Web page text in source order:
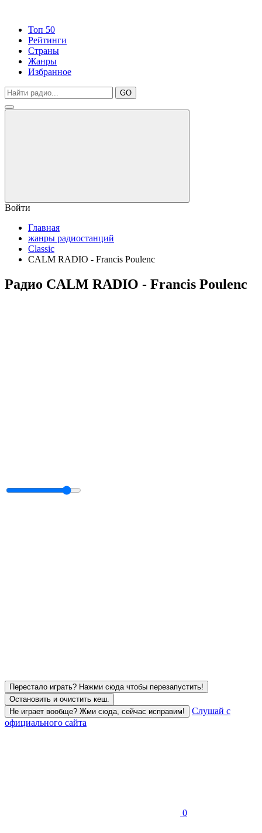
Топ 50
Рейтинги
Страны
Жанры
Избранное
GO
Войти
Главная
жанры радиостанций
Classic
CALM RADIO - Francis Poulenc
Радио CALM RADIO - Francis Poulenc
Перестало играть? Нажми сюда чтобы перезапустить!
Остановить и очистить кеш.
Не играет вообще? Жми сюда, сейчас исправим!
Слушай с
официального сайта
0